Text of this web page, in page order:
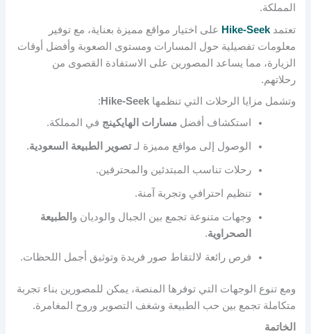
المملكة.
تعتمدHike-Seek على اختيار مواقع مميزة بعناية، مع توفير
معلومات تفصيلية حول المسارات ومستوى الصعوبة وأفضل أوقات
الزيارة، مما يساعد المصورين على الاستفادة القصوى من
رحلاتهم.
وتشمل مزايا الرحلات التي تنظمهاHike-Seek
:
استكشاف أفضلمسارات الهايكينج في المملكة.
الوصول إلى مواقع مميزة لـتصوير الطبيعة السعودية.
رحلات تناسب المبتدئين والمحترفين.
تنظيم احترافي وتجربة آمنة.
وجهات متنوعة تجمع بين الجبال والوديان و الطبيعة
الصحراوية.
فرص رائعة لالتقاط صور فريدة وتوثيق أجمل اللحظات.
ومع تنوع الوجهات التي توفرها المنصة، يمكن للمصورين بناء تجربة
متكاملة تجمع بين حب الطبيعة وشغف التصوير وروح المغامرة.
الخاتمة